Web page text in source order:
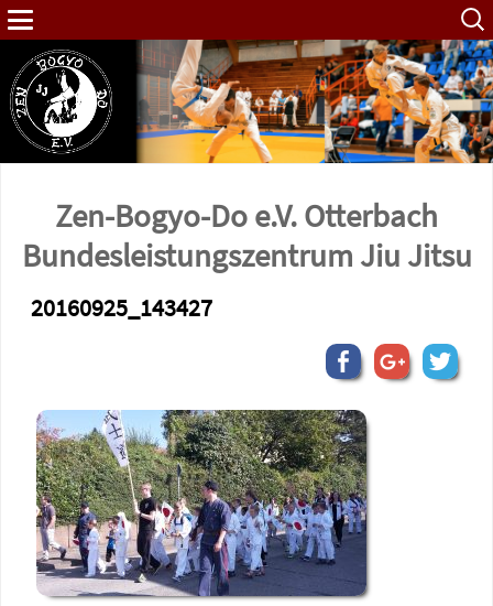
Suche
nach:
Zen-Bogyo-Do e.V. Otterbach
Bundes­leistungs­zentrum Jiu Jitsu
20160925_143427